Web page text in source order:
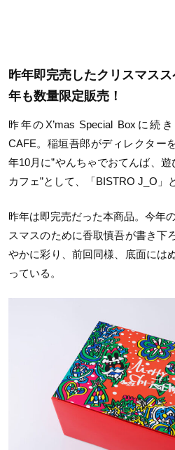
昨年即完売したクリスマス
年も数量限定販売！
昨年の X’mas Special Box に続
CAFE。稲垣吾郎がディレクター
年10月に”やんちゃでおてんば、
カフェ”として、「BISTRO J_O 」
昨年は即完売だった本商品。今年
スマスのために香取慎吾が書き下
やかに彩り、前回同様、底面には
っている。